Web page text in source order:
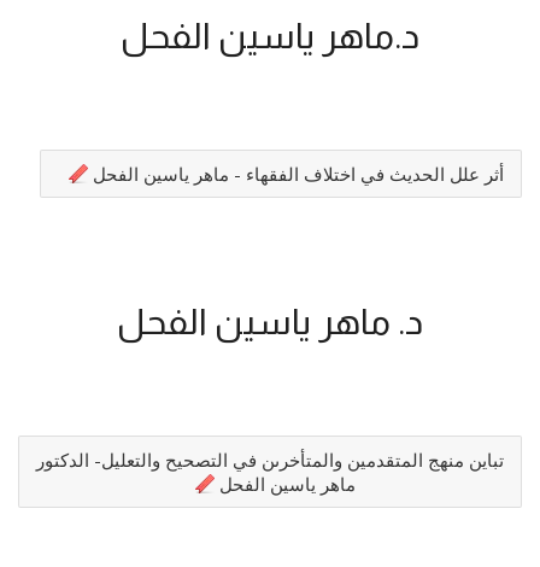
د.ماهر ياسين الفحل
أثر علل الحديث في اختلاف الفقهاء - ماهر ياسين الفحل
د. ماهر ياسين الفحل
تباين منهج المتقدمين والمتأخرىن في التصحيح والتعليل- الدكتور
ماهر ياسين الفحل